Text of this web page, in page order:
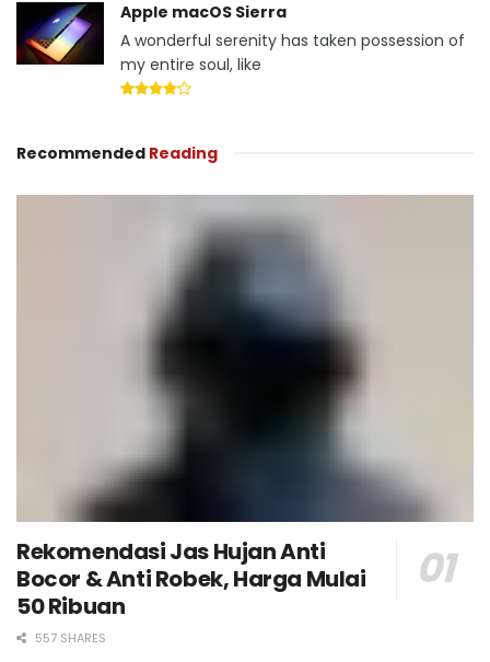
Apple macOS Sierra
A wonderful serenity has taken possession of
my entire soul, like
Recommended Reading
Rekomendasi Jas Hujan Anti
Bocor & Anti Robek, Harga Mulai
50 Ribuan
557 SHARES